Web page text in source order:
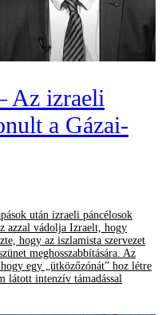
Az izraeli
a Gázai-
után izraeli páncélosok
azzal vádolja Izraelt, hogy
hogy az iszlamista szervezet
meghosszabbítására. Az
egy „ütközőzónát” hoz létre
látott intenzív támadással